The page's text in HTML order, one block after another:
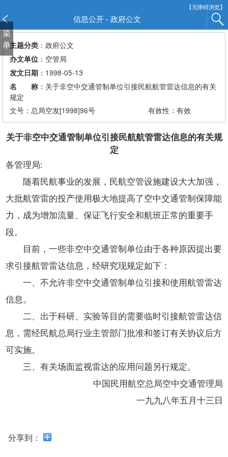
【无障碍浏览】
信息公开 - 政府公文
菜
单主题分类：政府公文
办文单位：空管局
发文日期：1998-05-13
名 称：关于非空中交通管制单位引接民航航管雷达信息的有关
规定
文号：总局空发[1998]96号
有效性：有效
关于非空中交通管制单位引接民航航管雷达信息的有关规
定
各管理局:
随着民航事业的发展，民航空管设施建设大大加强，
大批航管雷的投产使用极大地提高了空中交通管制保障能
力，成为增加流量、保证飞行安全和航班正常的重要手
段。
目前，一些非空中交通管制单位由于各种原因提出要
求引接航管雷达信息，经研究现规定如下：
一、不允许非空中交通管制单位引接和使用航管雷达
信息。
二、出于科研、实验等目的需要临时引接航管雷达信
息，需经民航总局行业主管部门批准和签订有关协议后方
可实施。
三、有关场面监视雷达的应用问题另行规定。
中国民用航空总局空中交通管理局
一九九八年五月十三日
分享到：
窗
口
打
开
页
面,
Alt
加
键
打
开
模